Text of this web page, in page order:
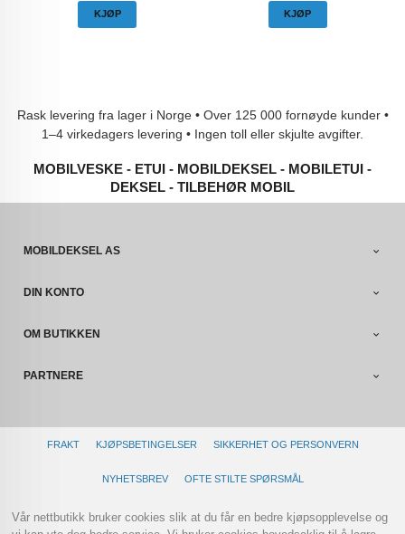
KJØP KJØP
Rask levering fra lager i Norge • Over 125 000 fornøyde kunder •
1–4 virkedagers levering • Ingen toll eller skjulte avgifter.
MOBILVESKE - ETUI - MOBILDEKSEL - MOBILETUI -
DEKSEL - TILBEHØR MOBIL
MOBILDEKSEL AS
DIN KONTO
OM BUTIKKEN
PARTNERE
FRAKT KJØPSBETINGELSER SIKKERHET OG PERSONVERN
NYHETSBREV OFTE STILTE SPØRSMÅL
Vår nettbutikk bruker cookies slik at du får en bedre kjøpsopplevelse og